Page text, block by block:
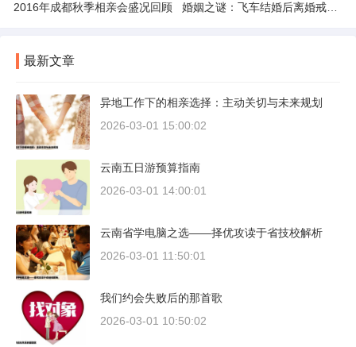
2016年成都秋季相亲会盛况回顾
最新文章
异地工作下的相亲选择：主动关切与未来规划
2026-03-01 15:00:02
云南五日游预算指南
2026-03-01 14:00:01
云南省学电脑之选——择优攻读于省技校解析
2026-03-01 11:50:01
我们约会失败后的那首歌
2026-03-01 10:50:02